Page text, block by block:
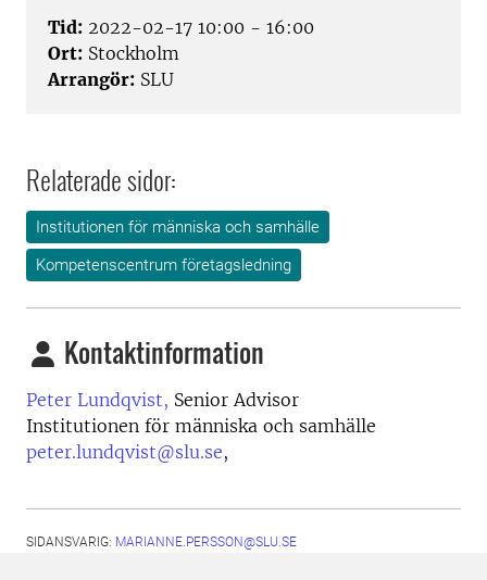
Tid: 2022-02-17 10:00 - 16:00
Ort: Stockholm
Arrangör: SLU
Relaterade sidor:
Institutionen för människa och samhälle
Kompetenscentrum företagsledning
Kontaktinformation
Peter Lundqvist, Senior Advisor
Institutionen för människa och samhälle
peter.lundqvist@slu.se,
SIDANSVARIG: MARIANNE.PERSSON@SLU.SE